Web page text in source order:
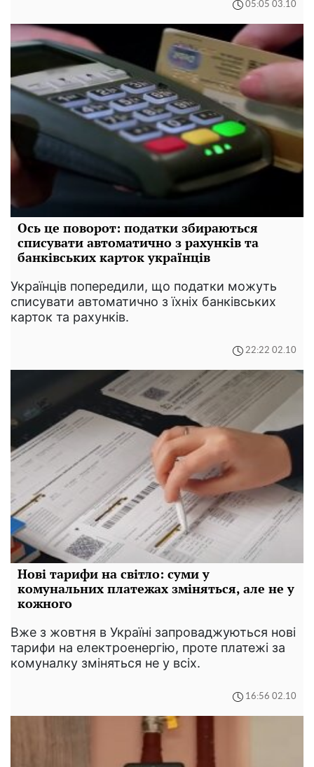
05:05 03.10
Ось це поворот: податки збираються
списувати автоматично з рахунків та
банківських карток українців
Українців попередили, що податки можуть
списувати автоматично з їхніх банківських
карток та рахунків.
22:22 02.10
Нові тарифи на світло: суми у
комунальних платежах зміняться, але не у
кожного
Вже з жовтня в Україні запроваджуються нові
тарифи на електроенергію, проте платежі за
комуналку зміняться не у всіх.
16:56 02.10